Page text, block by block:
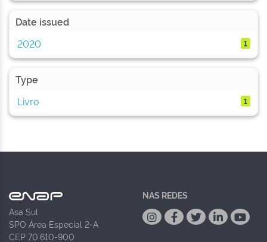
Date issued
2020
1
Type
Livro
1
Asa Sul
SPO Área Especial 2-A
CEP 70.610-900
NAS REDES